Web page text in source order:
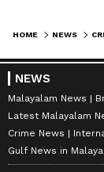
HOME NEWS
NEWS
Malayalam News
Latest Malayalam
Crime News
Gulf News in